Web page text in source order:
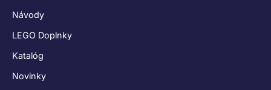
Návody
LEGO Doplnky
Katalóg
Novinky